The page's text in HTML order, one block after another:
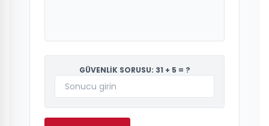
GÜVENLİK SORUSU: 31 + 5 = ?